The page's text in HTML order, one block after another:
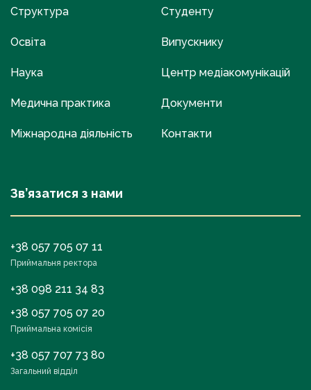
Структура
Освіта
Наука
Медична практика
Міжнародна діяльність
Студенту
Випускнику
Центр медіакомунікацій
Документи
Контакти
Зв’язатися з нами
+38 057 705 07 11
Приймальня ректора
+38 098 211 34 83
+38 057 705 07 20
Приймальна комісія
+38 057 707 73 80
Загальний відділ